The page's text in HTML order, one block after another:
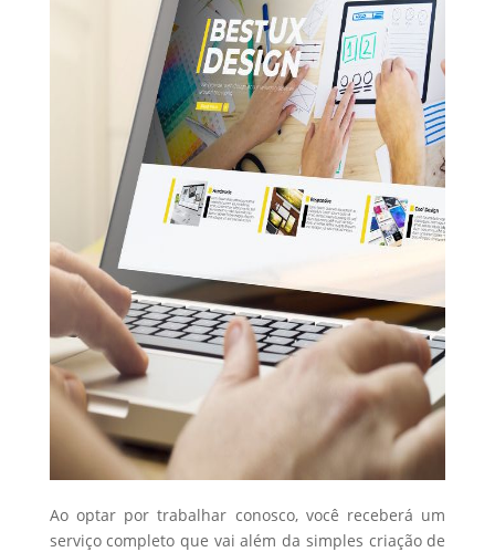
Ao optar por trabalhar conosco, você receberá um
serviço completo que vai além da simples criação de